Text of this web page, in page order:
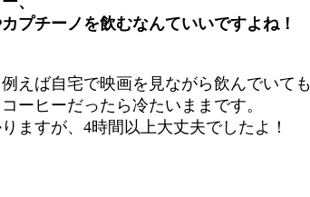
プチーノを飲むなんていいですよね！
えば自宅で映画を見ながら飲んでいて
ーヒーだったら冷たいままです。
ますが、4時間以上大丈夫でしたよ！